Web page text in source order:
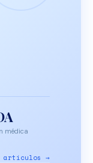
médica
artículos →